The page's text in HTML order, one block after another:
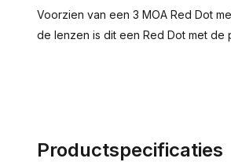
Voorzien van een 3 MOA Red Dot
de lenzen is dit een Red Dot met
Productspecificaties